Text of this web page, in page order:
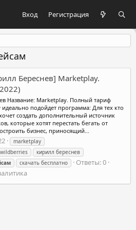
Вход Регистрация
Береснев] Marketplay.
Название: Marketplay. Полный тариф
подойдет программа: Для тех кто
создать дополнительный источник
которые хотят перестать бегать от
бизнес, приносящий...
marketplay
wildberries
кирилл береснев
скачать бесплатно
Ответы: 0